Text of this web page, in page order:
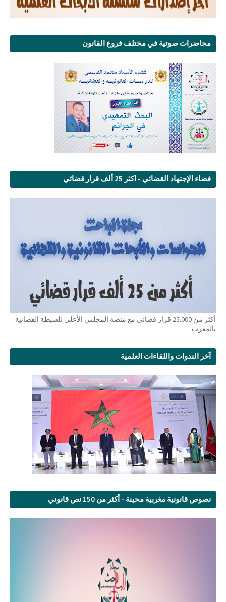
محاضرات صوتية في مختلف فروع القانون
فضاء الإجتهاد القضائي - اكثر 25 ألف قرار قضائي
أكثر من 25.000 قرار قضائي مع منصة المجلس الأعلى للسبطة القضائية
بالمغرب
آخر الندوات واللقاءات العلمية
نصوص قانونية مغربية محينة - أكثر من 150 نص قانوني